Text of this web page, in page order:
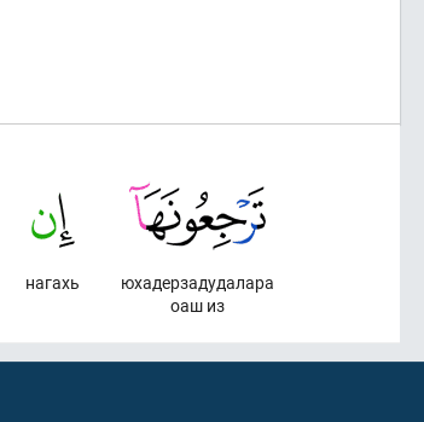
юхадерзадудалара
оаш из
нагахь